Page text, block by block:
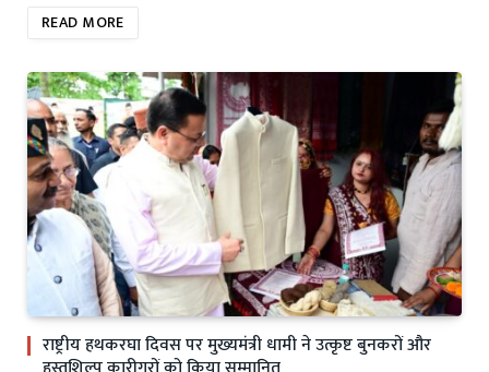
READ MORE
राष्ट्रीय हथकरघा दिवस पर मुख्यमंत्री धामी ने उत्कृष्ट बुनकरों और